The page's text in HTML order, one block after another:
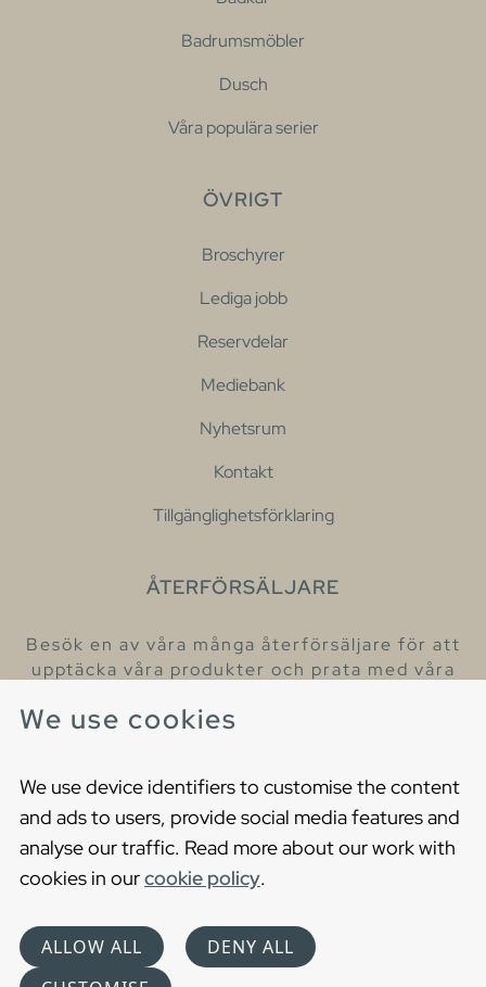
We use cookies
We use device identifiers to customise the content
and ads to users, provide social media features and
analyse our traffic. Read more about our work with
cookies in ourcookie policy.
ALLOW ALL
DENY ALL
Badrumsmöbler
Dusch
Våra populära serier
ÖVRIGT
Broschyrer
Lediga jobb
Reservdelar
Mediebank
Nyhetsrum
Kontakt
Tillgänglighetsförklaring
ÅTERFÖRSÄLJARE
Besök en av våra många återförsäljare för att
upptäcka våra produkter och prata med våra
Cookies
Privacy statement
Choose language